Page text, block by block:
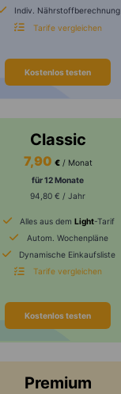
Indiv. Nährstoffberechnung
Tarife vergleichen
Kostenlos testen
Classic
7,90 € / Monat
für 12 Monate
94,80 € / Jahr
Alles aus dem Light-Tarif
Autom. Wochenpläne
Dynamische Einkaufsliste
Tarife vergleichen
Kostenlos testen
Premium